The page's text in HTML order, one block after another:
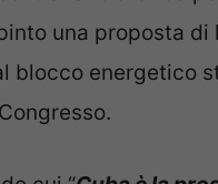
una proposta di
blocco energetico